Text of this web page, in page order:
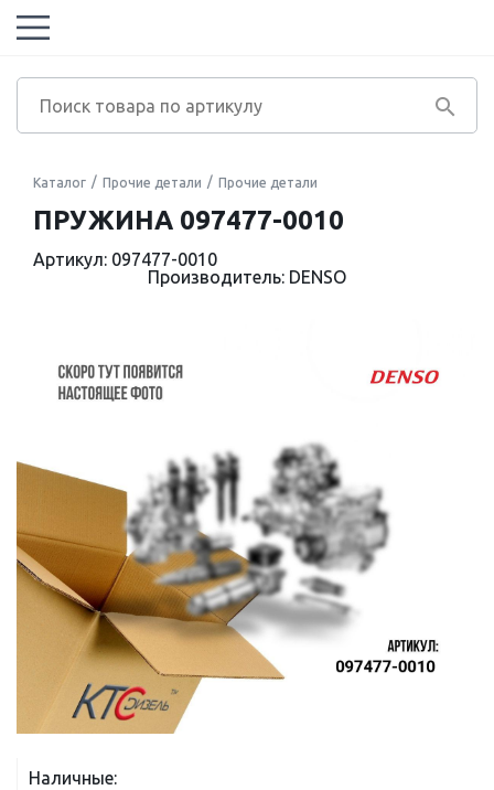
Каталог Прочие детали Прочие детали
ПРУЖИНА 097477-0010
Артикул: 097477-0010
Производитель: DENSO
Наличные: